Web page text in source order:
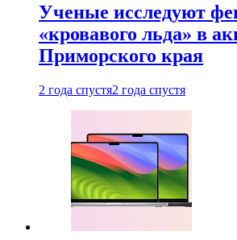
Ученые исследуют
«кровавого льда» в
Приморского края
2 года спустя2 года спустя